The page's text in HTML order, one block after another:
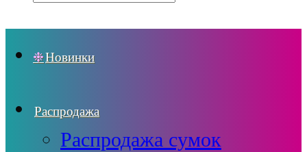
Новинки
Распродажа
Распродажа сумок